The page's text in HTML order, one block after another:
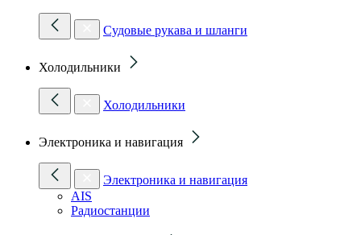
Судовые рукава и шланги
Холодильники
Холодильники
Электроника и навигация
Электроника и навигация
AIS
Радиостанции